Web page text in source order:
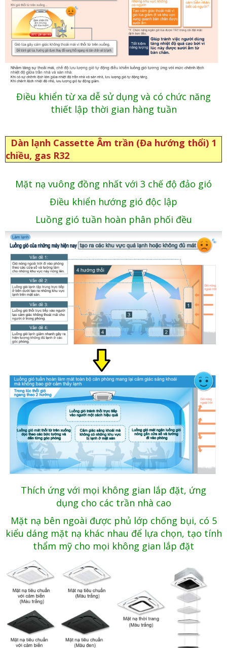
Điều khiển từ xa dễ sử dụng và có chức năng
thiết lập thời gian hàng tuần
Dàn lạnh Cassette Âm trần (Đa hướng thổi) 1
chiều, gas R32
Mặt nạ vuông đồng nhất với 3 chế độ đảo gió
Điều khiển hướng gió độc lập
Luồng gió tuần hoàn phân phối đều
Thích ứng với mọi không gian lắp đặt, ứng
dụng cho các trần nhà cao
Mặt nạ bên ngoài được phủ lớp chống bụi, có 5
kiểu dáng mặt nạ khác nhau để lựa chọn, tạo tính
thẩm mỹ cho mọi không gian lắp đặt